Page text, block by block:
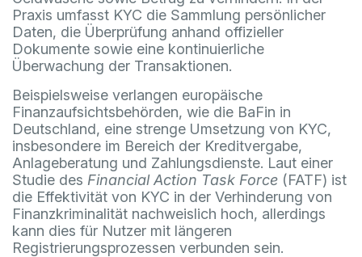
Praxis umfasst KYC die Sammlung persönlicher
Daten, die Überprüfung anhand offizieller
Dokumente sowie eine kontinuierliche
Überwachung der Transaktionen.
Beispielsweise verlangen europäische
Finanzaufsichtsbehörden, wie die BaFin in
Deutschland, eine strenge Umsetzung von KYC,
insbesondere im Bereich der Kreditvergabe,
Anlageberatung und Zahlungsdienste. Laut einer
Studie des Financial Action Task Force (FATF) ist
die Effektivität von KYC in der Verhinderung von
Finanzkriminalität nachweislich hoch, allerdings
kann dies für Nutzer mit längeren
Registrierungsprozessen verbunden sein.